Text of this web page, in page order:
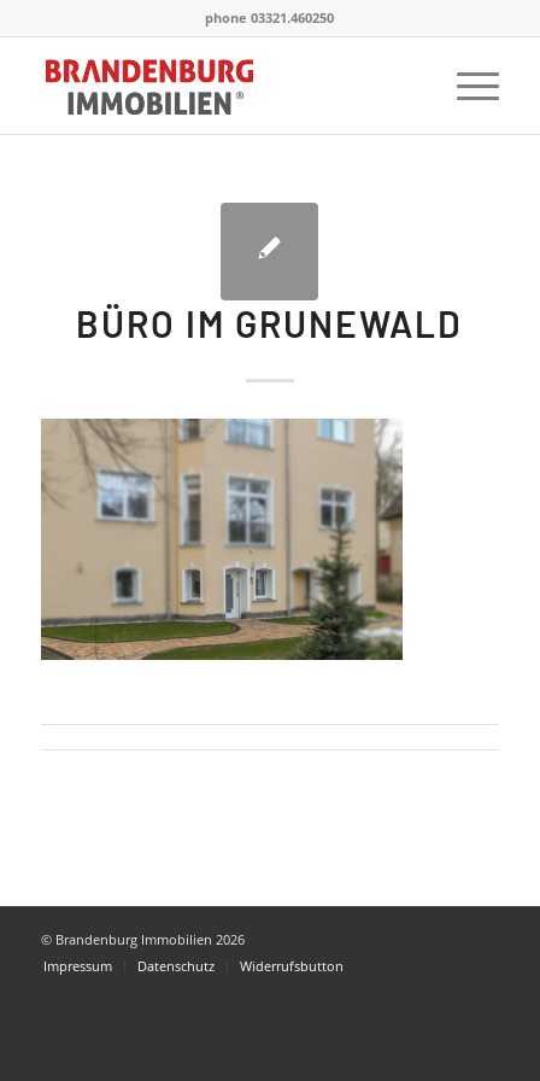
phone 03321.460250
BÜRO IM GRUNEWALD
© Brandenburg Immobilien 2026
Impressum
Datenschutz Widerrufsbutton